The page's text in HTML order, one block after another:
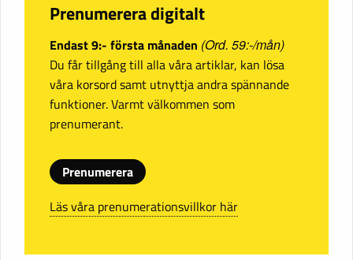
Prenumerera digitalt
Endast 9:- första månaden (Ord. 59:-/mån)
Du får tillgång till alla våra artiklar, kan lösa
våra korsord samt utnyttja andra spännande
funktioner. Varmt välkommen som
prenumerant.
Prenumerera
Läs våra prenumerationsvillkor här